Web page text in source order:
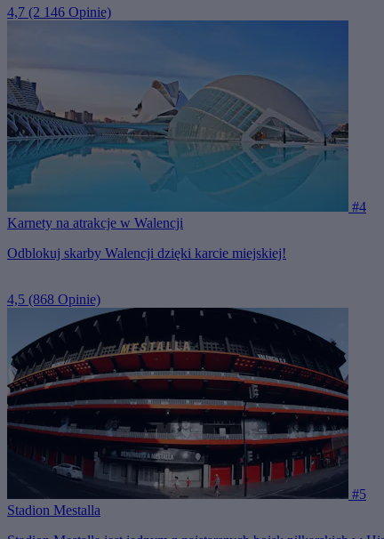
4,7 (2 146 Opinie)
#4
Karnety na atrakcje w Walencji
Odblokuj skarby Walencji dzięki karcie miejskiej!
4,5 (868 Opinie)
#5
Stadion Mestalla